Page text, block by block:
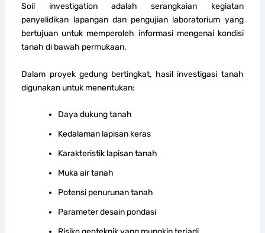
Soil investigation adalah serangkaian kegiatan
penyelidikan lapangan dan pengujian laboratorium yang
bertujuan untuk memperoleh informasi mengenai kondisi
tanah di bawah permukaan.
Dalam proyek gedung bertingkat, hasil investigasi tanah
digunakan untuk menentukan:
Daya dukung tanah
Kedalaman lapisan keras
Karakteristik lapisan tanah
Muka air tanah
Potensi penurunan tanah
Parameter desain pondasi